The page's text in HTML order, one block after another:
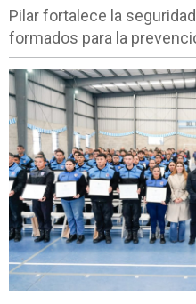
Pilar fortalece la
formados para la